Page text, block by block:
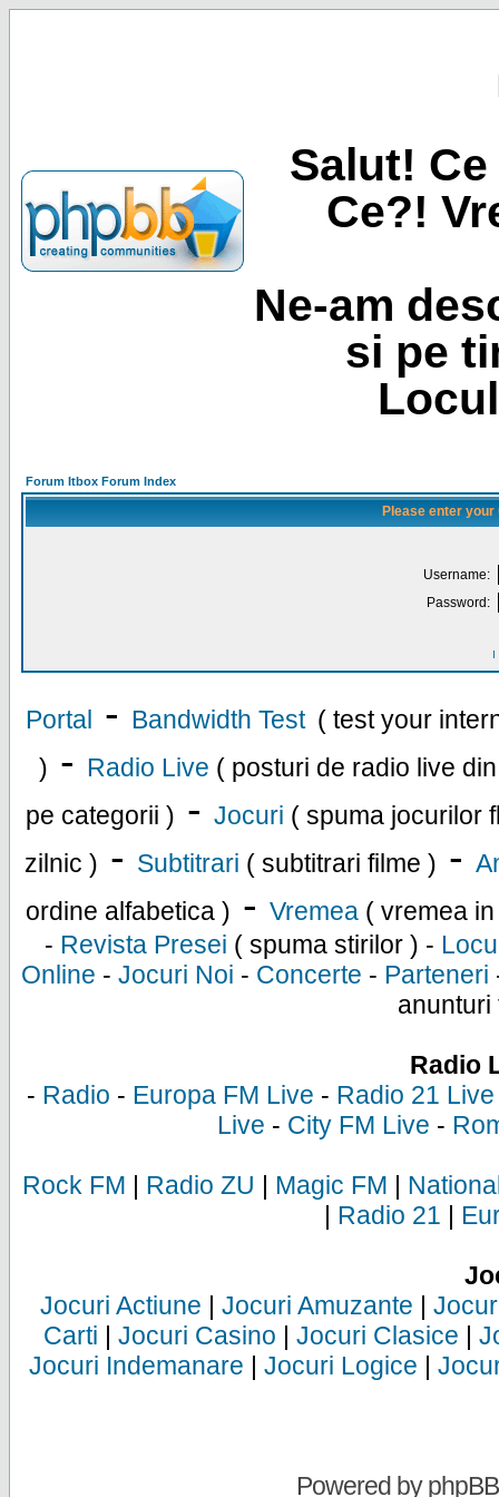
Salut!
Ce?!
Ne-am
si pe
Forum Itbox Forum Index
Please enter
Username:
Password:
I
Portal - Bandwidth Test ( test your
) - Radio Live ( posturi de radio live
pe categorii ) - Jocuri ( spuma jocurilor
zilnic ) - Subtitrari ( subtitrari filme ) -
ordine alfabetica ) - Vremea ( vremea
- Revista Presei ( spuma stirilor ) -
Online - Jocuri Noi - Concerte - Parteneri
anunturi
Radio
- Radio - Europa FM Live - Radio 21 Live
Live - City FM Live -
Rock FM | Radio ZU | Magic FM |
| Radio 21 |
Jocuri Actiune | Jocuri Amuzante |
Carti | Jocuri Casino | Jocuri Clasice |
Jocuri Indemanare | Jocuri Logice |
Powered byphpBB